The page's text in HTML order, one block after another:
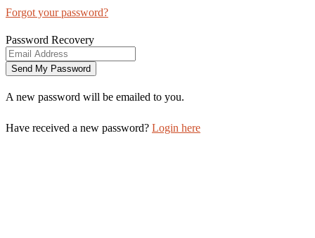
Forgot your password?
Password Recovery
A new password will be emailed to you.
Have received a new password? Login here